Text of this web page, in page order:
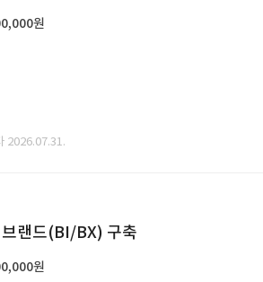
원
2026.07.31.
랜드(BI/BX) 구축
원